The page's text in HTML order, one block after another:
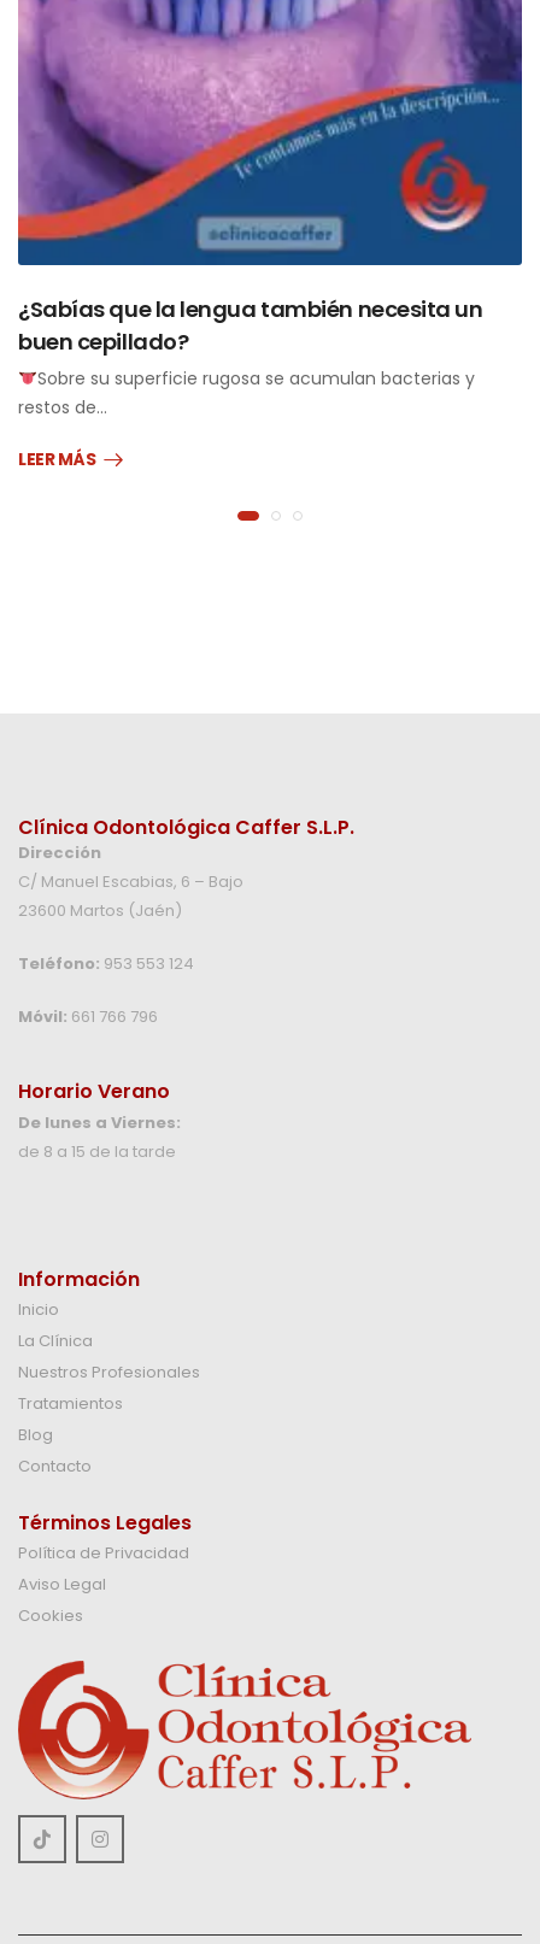
¿Sabías que la lengua también necesita un
buen cepillado?
Sobre su superficie rugosa se acumulan bacterias y
restos de…
LEER MÁS
Clínica Odontológica Caffer S.L.P.
Dirección
C/ Manuel Escabias, 6 – Bajo
23600 Martos (Jaén)
Teléfono: 953 553 124
Móvil: 661 766 796
Horario Verano
De lunes a Viernes:
de 8 a 15 de la tarde
Información
Inicio
La Clínica
Nuestros Profesionales
Tratamientos
Blog
Contacto
Términos Legales
Política de Privacidad
Aviso Legal
Cookies